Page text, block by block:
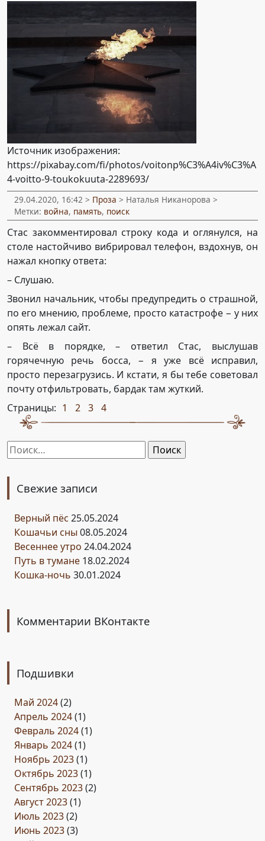
Источник изображения:
https://pixabay.com/fi/photos/voitonp%C3%A4iv%C3%A
4-voitto-9-toukokuuta-2289693/
29.04.2020, 16:42 > Проза > Наталья Никанорова >
Метки: война, память, поиск
Стас закомментировал строку кода и оглянулся, на
столе настойчиво вибрировал телефон, вздохнув, он
нажал кнопку ответа:
– Слушаю.
Звонил начальник, чтобы предупредить о страшной,
по его мнению, проблеме, просто катастрофе − у них
опять лежал сайт.
– Всё в порядке, – ответил Стас, выслушав
горячечную речь босса, − я уже всё исправил,
просто перезагрузись. И кстати, я бы тебе советовал
почту отфильтровать, бардак там жуткий.
Страницы: 1 2 3 4
Найти:
Свежие записи
Верный пёс 25.05.2024
Кошачьи сны 08.05.2024
Весеннее утро 24.04.2024
Путь в тумане 18.02.2024
Кошка-ночь 30.01.2024
Комментарии ВКонтакте
Подшивки
Май 2024(2)
Апрель 2024(1)
Февраль 2024(1)
Январь 2024(1)
Ноябрь 2023(1)
Октябрь 2023(1)
Сентябрь 2023(2)
Август 2023(1)
Июль 2023(2)
Июнь 2023(3)